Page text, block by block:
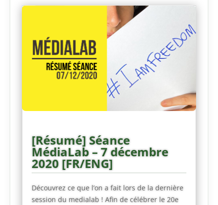
[Résumé] Séance
MédiaLab – 7 décembre
2020 [FR/ENG]
Découvrez ce que l’on a fait lors de la dernière
session du medialab ! Afin de célébrer le 20e